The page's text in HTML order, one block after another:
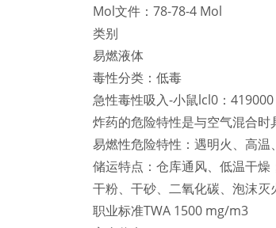
Mol文件：78-78-4 Mol
类别
易燃液体
毒性分类：低毒
急性毒性吸入-小鼠lcl0：
炸药的危险特性是与空气混合时
易燃性危险特性：遇明火、高
储运特点：仓库通风、低温干
干粉、干砂、二氧化碳、泡沫灭
职业标准TWA 1500 mg/m3